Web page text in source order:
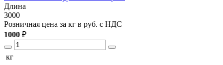
Длина
3000
Розничная цена за кг в руб. с НДС
1000 ₽
кг